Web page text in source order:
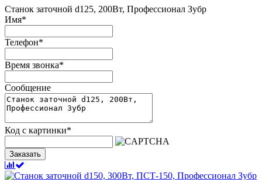
Станок заточной d125, 200Вт, Профессионал Зубр
Имя*
Телефон*
Время звонка*
Сообщение
Код с картинки*
Заказать